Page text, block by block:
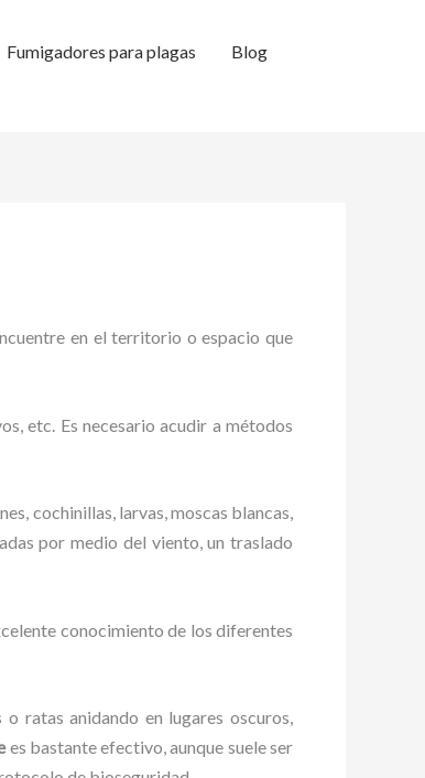
Fumigadores para plagas
Blog
en el territorio o espacio que
etc. Es necesario acudir a métodos
cochinillas, larvas, moscas blancas,
por medio del viento, un traslado
conocimiento de los diferentes
ratas anidando en lugares oscuros,
es bastante efectivo, aunque suele ser